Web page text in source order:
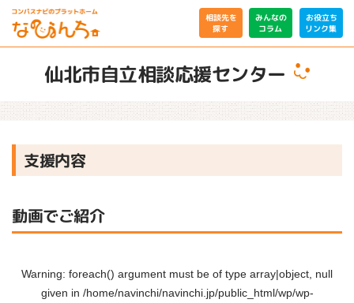
相談先を
探す
みんなの
コラム
お役立ち
リンク集
仙北市自立相談応援センター
支援内容
動画でご紹介
Warning: foreach() argument must be of type array|object, null
given in /home/navinchi/navinchi.jp/public_html/wp/wp-